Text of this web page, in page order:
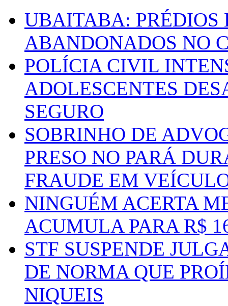
UBAITABA: PRÉDIOS
ABANDONADOS NO
POLÍCIA CIVIL
ADOLESCENTES
SEGURO
SOBRINHO DE
PRESO NO PARÁ
FRAUDE EM
NINGUÉM ACERTA
ACUMULA PARA R$
STF SUSPENDE
DE NORMA QUE
NIQUEIS